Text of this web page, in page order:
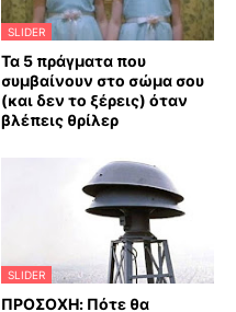
SLIDER
Τα 5 πράγματα που
συμβαίνουν στο σώμα σου
(και δεν το ξέρεις) όταν
βλέπεις θρίλερ
SLIDER
ΠΡΟΣΟΧΗ: Πότε θα